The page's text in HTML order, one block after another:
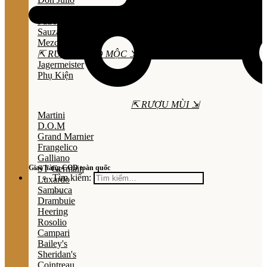
Giao hàng COD toàn quốc
Tìm kiếm:
Sauza
Mezcal
⇱ RƯỢU THẢO MỘC ⇲
Jagermeister
Phụ Kiện
⇱ RƯỢU MÙI ⇲
Martini
D.O.M
Grand Marnier
Frangelico
Galliano
ST Germain
Luxardo
Sambuca
Drambuie
Heering
Rosolio
Campari
Bailey's
Sheridan's
Cointreau